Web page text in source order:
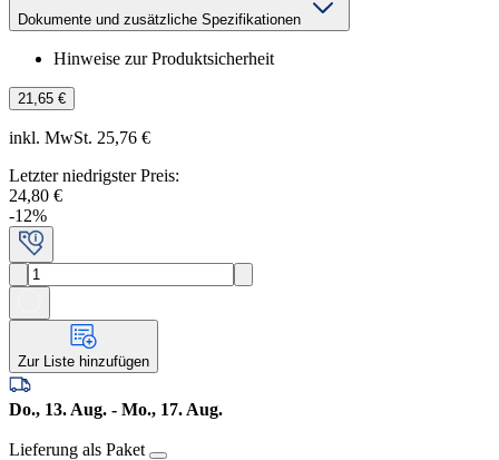
Dokumente und zusätzliche Spezifikationen
Hinweise zur Produktsicherheit
21,65 €
inkl. MwSt. 25,76 €
Letzter niedrigster Preis:
24,80 €
-12%
Zur Liste hinzufügen
Do., 13. Aug. - Mo., 17. Aug.
Lieferung als Paket